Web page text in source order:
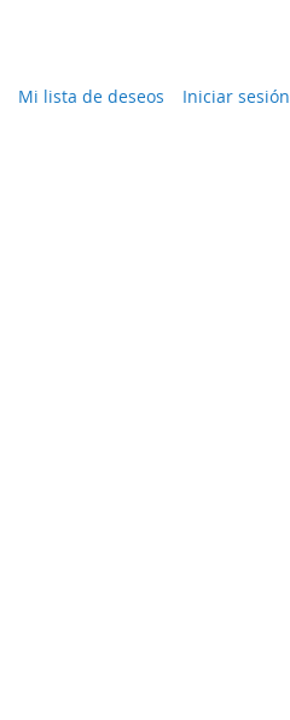
Mi lista de deseos Iniciar sesión